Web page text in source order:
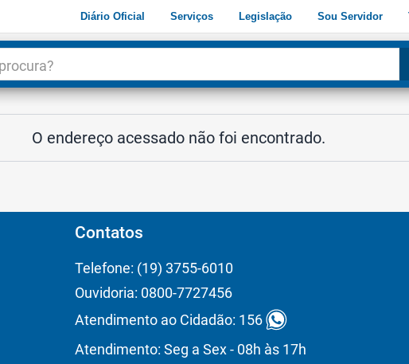
Diário Oficial Serviços Legislação Sou Servidor
O endereço acessado não foi encontrado.
Contatos
Telefone: (19) 3755-6010
Ouvidoria: 0800-7727456
Atendimento ao Cidadão: 156
Atendimento: Seg a Sex - 08h às 17h